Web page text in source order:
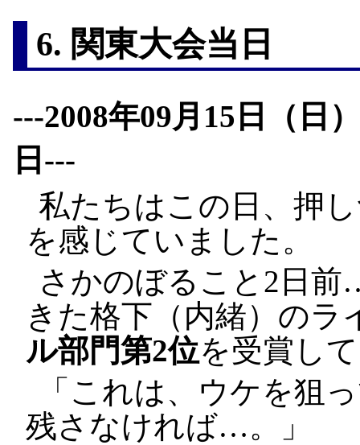
6. 関東大会当日
---2008年09月15日（日
日---
私たちはこの日、押
を感じていました。
さかのぼること2日
きた格下（内緒）のラ
ル部門第2位を受賞し
「これは、ウケを狙
残さなければ…。」